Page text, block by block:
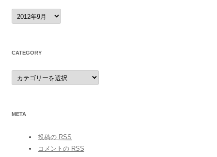
archives
CATEGORY
category
META
投稿の RSS
コメントの RSS